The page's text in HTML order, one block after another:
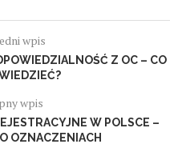
wpis
Z OC – CO
wpis
W POLSCE –
OZNACZENIACH